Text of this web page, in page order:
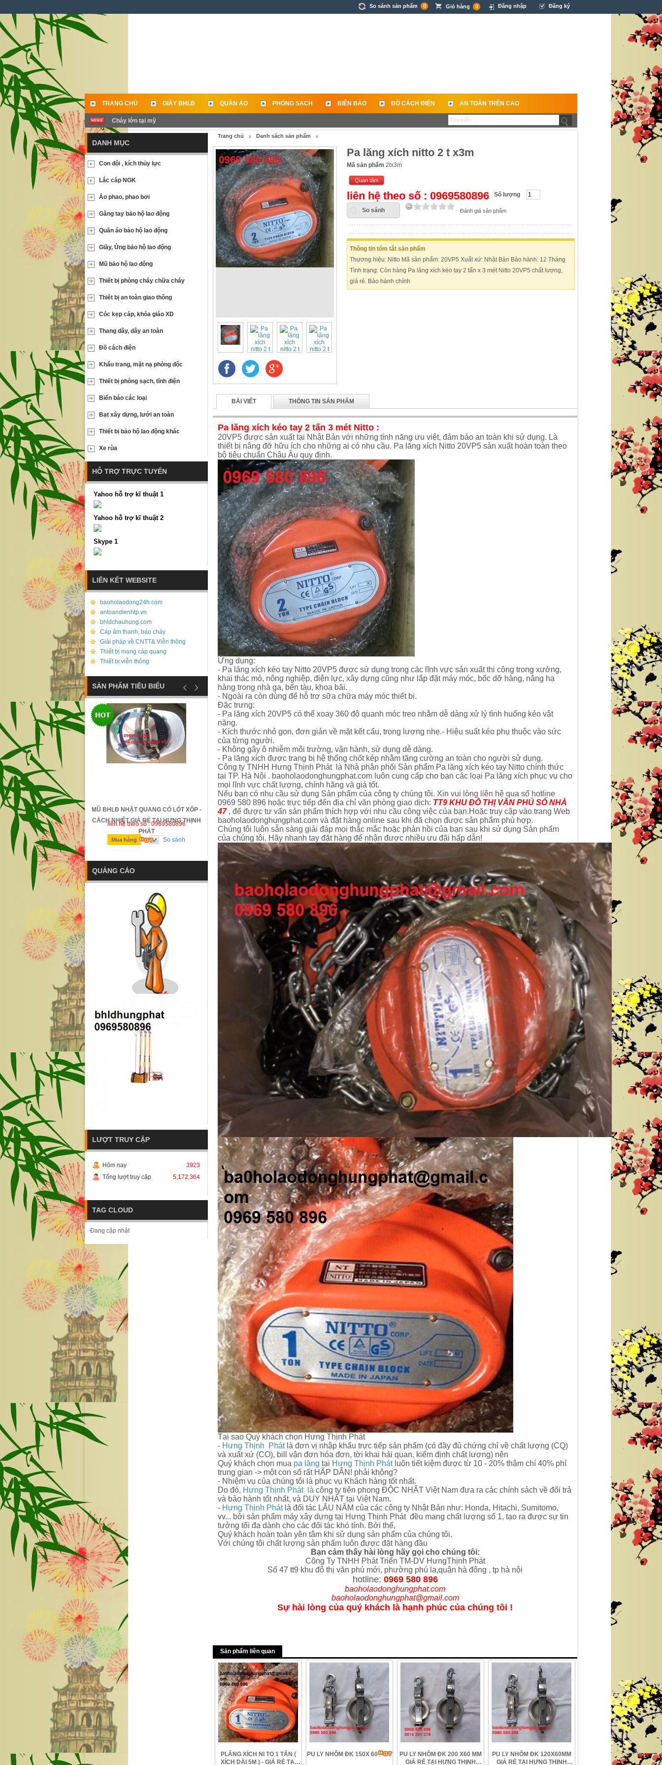
So sánh sản phẩm 0 Giỏ hàng 0 Đăng nhập Đăng ký
TRANG CHỦ GIẦY BHLĐ QUẦN ÁO PHÒNG SẠCH BIỂN BÁO ĐỒ CÁCH ĐIỆN AN TOÀN TRÊN CAO
LIÊN HỆ
Cháy lớn tại mỹ
Trang chủ Danh sách sản phẩm
Pa lăng xích nitto 2 t x3m
Mã sản phẩm 2tx3m
Quan tâm
liên hệ theo số : 0969580896 Số lượng
So sánh Đánh giá sản phẩm
Thông tin tóm tắt sản phẩm
Thương hiệu: Nitto Mã sản phẩm: 20VP5 Xuất xứ: Nhật Bản Bảo hành: 12 Tháng
Tình trạng: Còn hàng Pa lăng xích kéo tay 2 tấn x 3 mét Nitto 20VP5 chất lượng,
giá rẻ. Bảo hành chính
BÀI VIẾT THÔNG TIN SẢN PHẨM
Pa lăng xích kéo tay 2 tấn 3 mét Nitto :
20VP5 được sản xuất tại Nhật Bản với những tính năng ưu việt, đảm bảo an toàn khi sử dụng. Là
thiết bị nâng đỡ hữu ích cho những ai có nhu cầu. Pa lăng xích Nitto 20VP5 sản xuất hoàn toàn theo
bộ tiêu chuẩn Châu Âu quy định.
Ứng dụng:
- Pa lăng xích kéo tay Nitto 20VP5 được sử dụng trong các lĩnh vực sản xuất thi công trong xưởng,
khai thác mỏ, nông nghiệp, điện lực, xây dựng cũng như lắp đặt máy móc, bốc dỡ hàng, nâng hạ
hàng trong nhà ga, bến tàu, khoa bãi.
- Ngoài ra còn dùng để hỗ trợ sữa chữa máy móc thiết bị.
Đặc trưng:
- Pa lăng xích 20VP5 có thể xoay 360 độ quanh móc treo nhằm dễ dàng xử lý tình huống kéo vật
nặng.
- Kích thước nhỏ gọn, đơn giản về mặt kết cấu, trọng lượng nhẹ.- Hiệu suất kéo phụ thuộc vào sức
của từng người.
- Không gây ô nhiễm môi trường, vận hành, sử dụng dễ dàng.
- Pa lăng xích được trang bị hệ thống chốt kép nhằm tăng cường an toàn cho người sử dụng.
Công ty TNHH Hưng Thịnh Phát là Nhà phân phối Sản phẩm Pa lăng xích kéo tay Nitto chính thức
tại TP. Hà Nội . baoholaodonghungphat.com luôn cung cấp cho bạn các loại Pa lăng xích phục vụ cho
mọi lĩnh vực chất lượng, chính hãng và giá tốt.
Nếu bạn có nhu cầu sử dụng Sản phẩm của công ty chúng tôi. Xin vui lòng liên hệ qua số hotline
0969 580 896 hoặc trực tiếp đến địa chỉ văn phòng giao dịch: TT9 KHU ĐÔ THỊ VĂN PHÚ SỐ NHÀ
47 , để được tư vấn sản phẩm thích hợp với nhu cầu công việc của bạn.Hoặc truy cập vào trang Web
baoholaodonghungphat.com và đặt hàng online sau khi đã chọn được sản phẩm phù hợp.
Chúng tôi luôn sẵn sàng giải đáp mọi thắc mắc hoặc phản hồi của bạn sau khi sử dụng Sản phẩm
của chúng tôi. Hãy nhanh tay đặt hàng để nhận được nhiều ưu đãi hấp dẫn!
Tại sao Quý khách chọn Hưng Thịnh Phát
- Hưng Thịnh Phátlà đơn vị nhập khẩu trực tiếp sản phẩm (có đầy đủ chứng chỉ về chất lượng (CQ)
và xuất xứ (CO), bill vận đơn hóa đơn, tời khai hải quan, kiểm định chất lượng) nên
Quý khách chọn mua pa lăng tại Hưng Thịnh Phátluôn tiết kiệm được từ 10 - 20% thậm chí 40% phí
trung gian -> một con số rất HẤP DẪN! phải không?
- Nhiệm vụ của chúng tôi là phục vụ Khách hàng tốt nhất.
Do đó, Hưng Thịnh Phát là công ty tiên phong ĐỘC NHẤT Việt Nam đưa ra các chính sách về đổi trả
và bảo hành tốt nhất, và DUY NHẤT tại Việt Nam.
- Hưng Thịnh Phátlà đối tác LÂU NĂM của các công ty Nhật Bản như: Honda, Hitachi, Sumitomo,
vv... bởi sản phẩm máy xây dựng tại Hưng Thịnh Phát đều mang chất lượng số 1, tạo ra được sự tin
tưởng tối đa dành cho các đối tác khó tính. Bởi thế,
Quý khách hoàn toàn yên tâm khi sử dụng sản phẩm của chúng tôi.
Với chúng tôi chất lượng sản phẩm luôn được đặt hàng đầu
Bạn cảm thấy hài lòng hãy gọi cho chúng tôi:
Công Ty TNHH Phát Triển TM-DV HưngThịnh Phát
Số 47 tt9 khu đô thị văn phú mới, phường phú la,quận hà đông , tp hà nội
hotline: 0969 580 896
baoholaodonghungphat.com
baoholaodonghungphat@gmail.com
Sự hài lòng của quý khách là hạnh phúc của chúng tôi !
Sản phẩm liên quan
PLĂNG XÍCH NI TO 1 TẤN (
XÍCH DÀI 5M ) - GIÁ RẺ TẠI
PU LY NHÔM ĐK 150X 60
PU LY NHÔM ĐK 200 X60 MM
GIÁ RẺ TẠI HƯNG THỊNH
PU LY NHÔM ĐK 120X60MM
GIÁ RẺ TẠI HƯNG THỊNH
DANH MỤC
Con đội , kích thủy lực
Lắc cáp NGK
Áo phao, phao bơi
Găng tay bảo hộ lao động
Quần áo bảo hộ lao động
Giầy, Ủng bảo hộ lao động
Mũ bảo hộ lao động
Thiết bị phòng cháy chữa cháy
Thiết bị an toàn giao thông
Cóc kẹp cáp, khóa giáo XD
Thang dây, dây an toàn
Đồ cách điện
Khẩu trang, mặt nạ phòng độc
Thiết bị phòng sạch, tĩnh điện
Biển báo các loại
Bạt xây dựng, lưới an toàn
Thiết bị bảo hộ lao động khác
Xe rùa
HỖ TRỢ TRỰC TUYẾN
Yahoo hỗ trợ kĩ thuật 1
Yahoo hỗ trợ kĩ thuật 2
Skype 1
LIÊN KẾT WEBSITE
baoholaodong24h.com
antoandienhtp.vn
bhldchauhung.com
Cáp âm thanh, báo cháy
Giải pháp về CNTT& Viễn thông
Thiết bị mạng cáp quang
Thiết bị viễn thông
SẢN PHẨM TIÊU BIỂU
TRƯỢT SAFETTYMAN -
- GIÁ RẺ TẠI HƯNG THỊNH
PHÁT
theo số : 0969580896
hàng So sánh
MŨ BHLĐ NHẬT QUANG CÓ LÓT XỐP -
CÁCH NHIỆT GIÁ RẺ TẠI HƯNG THỊNH
PHÁT
liên hệ theo số : 0969580896
Mua hàng So sánh
GỜ GIẢM TỐC BẰNG THÉP ĐÚC
liên hệ theo số : 0969580896
Mua hàng So sánh
BIỂN BÁO CÔNG TRƯỜNG ĐANG THI
CÔNG BÁO HIỆU
liên hệ theo số : 0969580896
Mua hàng So sánh
GĂNG TAY CHỐNG AXIT MÀU ĐEN DÀI
56 CM - XUẤT XỨ TRUNG QUỐC
liên hệ theo số : 0969580896
Mua hàng
GĂNG TAY CÁCH ĐIỆN 35 KV XUẤT
PHÁP
liên hệ theo số : 0969580896
So sánh
QUẢNG CÁO
LƯỢT TRUY CẬP
Hôm nay
3923
Tổng lượt truy cập
5,172,364
TAG CLOUD
Đang cập nhật